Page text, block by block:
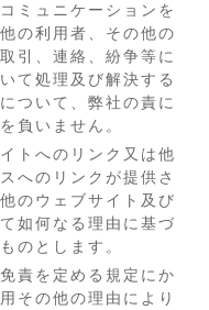
ミュニケーションを
の利用者、その他の
引、連絡、紛争等に
て処理及び解決する
ついて、弊社の責に
負いません。
トへのリンク又は他
へのリンクが提供さ
のウェブサイト及び
如何なる理由に基づ
のとします。
責を定める規定にか
その他の理由により